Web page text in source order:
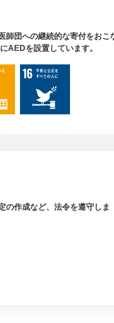
師団への継続的な寄付をおこ
AEDを設置しています。
の作成など、法令を遵守しま